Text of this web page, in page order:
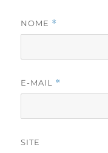
NOME *
E-MAIL *
SITE